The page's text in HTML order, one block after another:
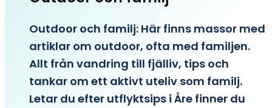
Outdoor och familj: Här finns massor med
artiklar om outdoor, ofta med familjen.
Allt från vandring till fjälliv, tips och
tankar om ett aktivt uteliv som familj.
Letar du efter utflyktsips i Åre finner du